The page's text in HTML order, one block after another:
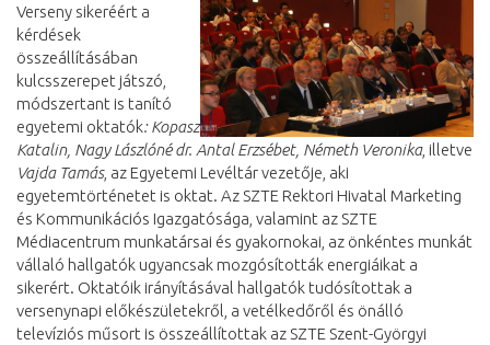
Verseny sikeréért a
kérdések
összeállításában
kulcsszerepet játszó,
módszertant is tanító
egyetemi oktatók: Kopasz
Katalin, Nagy Lászlóné dr. Antal Erzsébet, Németh Veronika, illetve
Vajda Tamás, az Egyetemi Levéltár vezetője, aki
egyetemtörténetet is oktat. Az SZTE Rektori Hivatal Marketing
és Kommunikációs Igazgatósága, valamint az SZTE
Médiacentrum munkatársai és gyakornokai, az önkéntes munkát
vállaló hallgatók ugyancsak mozgósították energiáikat a
sikerért. Oktatóik irányításával hallgatók tudósítottak a
versenynapi előkészületekről, a vetélkedőről és önálló
televíziós műsort is összeállítottak az SZTE Szent-Györgyi